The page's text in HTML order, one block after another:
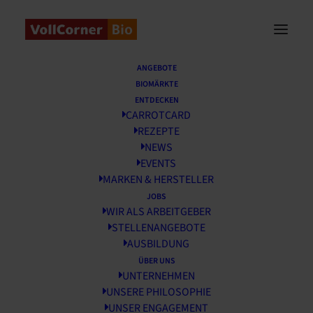
ANGEBOTE
BIOMÄRKTE
ENTDECKEN
CARROTCARD
REZEPTE
NEWS
EVENTS
MARKEN & HERSTELLER
JOBS
WIR ALS ARBEITGEBER
STELLENANGEBOTE
AUSBILDUNG
ÜBER UNS
UNTERNEHMEN
UNSERE PHILOSOPHIE
UNSER ENGAGEMENT
Pfirsich-Tomaten-Bruschetta
Pfirsich-Tomaten-Bruschetta